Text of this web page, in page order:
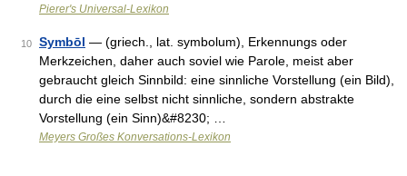
Pierer's Universal-Lexikon
10 Symbōl — (griech., lat. symbolum), Erkennungs oder
Merkzeichen, daher auch soviel wie Parole, meist aber
gebraucht gleich Sinnbild: eine sinnliche Vorstellung (ein Bild),
durch die eine selbst nicht sinnliche, sondern abstrakte
Vorstellung (ein Sinn)&#8230; …
Meyers Großes Konversations-Lexikon